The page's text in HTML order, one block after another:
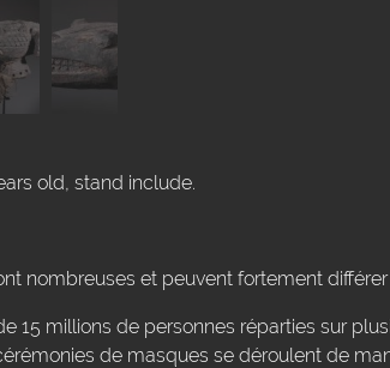
old, stand include.
nombreuses et peuvent fortement
15 millions de personnes réparties sur
de masques se déroulent de